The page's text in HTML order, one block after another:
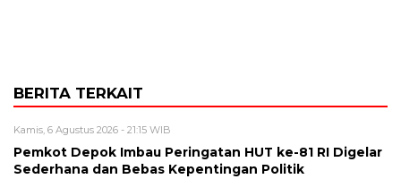
BERITA TERKAIT
Kamis, 6 Agustus 2026 - 21:15 WIB
Pemkot Depok Imbau Peringatan HUT ke-81 RI Digelar
Sederhana dan Bebas Kepentingan Politik